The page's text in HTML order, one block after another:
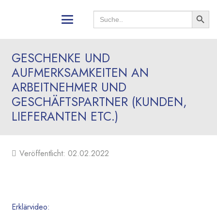
Search
for:
Search
Button
GESCHENKE UND
AUFMERKSAMKEITEN AN
ARBEITNEHMER UND
GESCHÄFTSPARTNER (KUNDEN,
LIEFERANTEN ETC.)
Veröffentlicht: 02.02.2022
Erklärvideo: